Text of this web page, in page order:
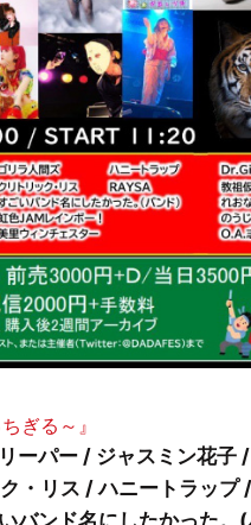
ぎる～』
ーパー / ジャスミン花子
・リス / ハニートラッ
バンド名にしたかった